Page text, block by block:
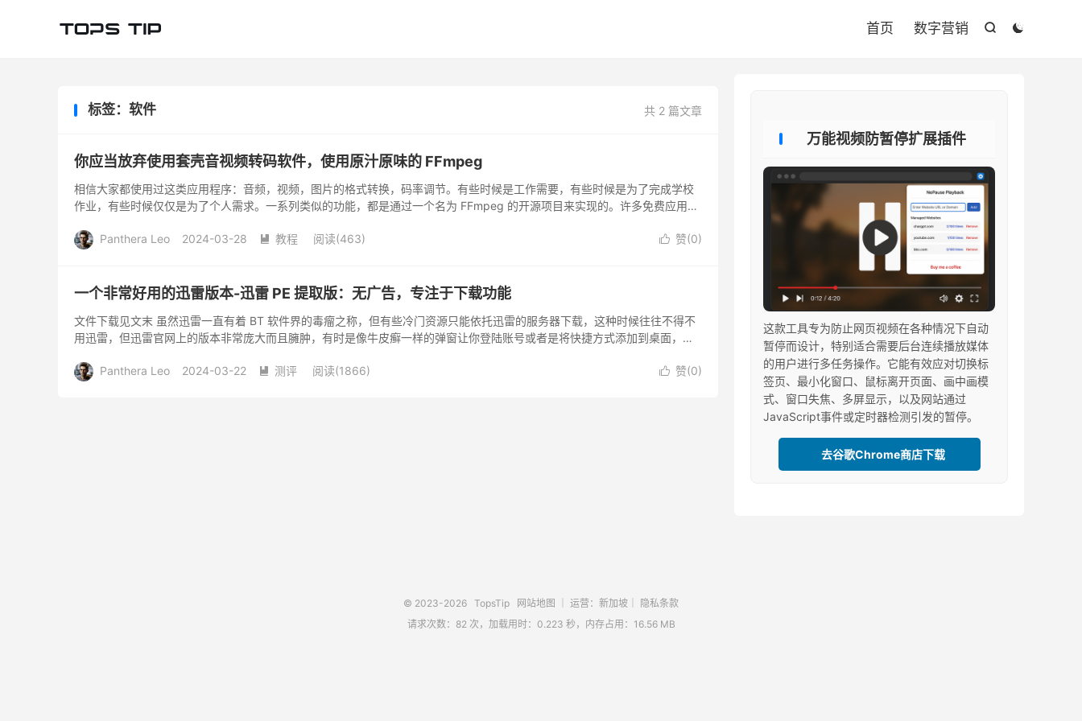


首页 数字营销
共 2 篇文章
标签：软件
你应当放弃使用套壳音视频转码软件，使用原汁原味的 FFmpeg
相信大家都使用过这类应用程序：音频，视频，图片的格式转换，码率调节。有些时候是工作需要，有些时候是为了完成学校
作业，有些时候仅仅是为了个人需求。一系列类似的功能，都是通过一个名为 FFmpeg 的开源项目来实现的。许多免费应用或
 赞(0)
Panthera Leo 2024-03-28  教程 阅读(463)
一个非常好用的迅雷版本-迅雷 PE 提取版：无广告，专注于下载功能
文件下载见文末 虽然迅雷一直有着 BT 软件界的毒瘤之称，但有些冷门资源只能依托迅雷的服务器下载，这种时候往往不得不
用迅雷，但迅雷官网上的版本非常庞大而且臃肿，有时是像牛皮癣一样的弹窗让你登陆账号或者是将快捷方式添加到桌面，有
 赞(0)
Panthera Leo 2024-03-22  测评 阅读(1866)
万能视频防暂停扩展插件
这款工具专为防止网页视频在各种情况下自动
暂停而设计，特别适合需要后台连续播放媒体
的用户进行多任务操作。它能有效应对切换标
签页、最小化窗口、鼠标离开页面、画中画模
式、窗口失焦、多屏显示，以及网站通过
JavaScript事件或定时器检测引发的暂停。
去谷歌Chrome商店下载
© 2023-2026 TopsTip 网站地图 ｜ 运营：新加坡｜
隐私条款
请求次数：82 次，加载用时：0.223 秒，内存占用：16.56 MB